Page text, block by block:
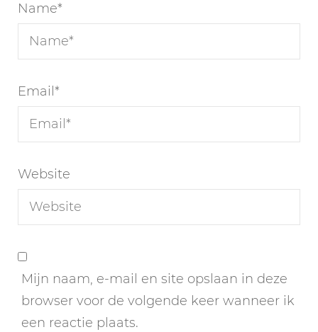
Name*
Email *
Website
Mijn naam, e-mail en site opslaan in deze
browser voor de volgende keer wanneer ik
een reactie plaats.